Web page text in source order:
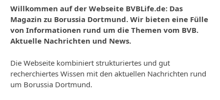
Willkommen auf der Webseite BVBLife.de: Das
Magazin zu Borussia Dortmund. Wir bieten eine Fülle
von Informationen rund um die Themen vom BVB.
Aktuelle Nachrichten und News.
Die Webseite kombiniert strukturiertes und gut
recherchiertes Wissen mit den aktuellen Nachrichten rund
um Borussia Dortmund.